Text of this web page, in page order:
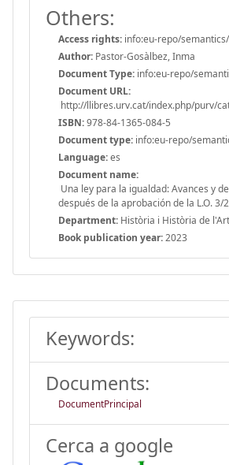
Others:
Access rights: info:eu-repo/
Author: Pastor-Gosàlbez, Inma
Document Type: info:eu-repo/
Document URL:
http://llibres.urv.cat/index.php/purv/
ISBN:978-84-1365-084-5
Document type: info:eu-repo/
Language:es
Document name:
Una ley para la igualdad: Avances y
después de la aprobación de la L.O. 3/
Department: Història i Història de l'Art
Book publication year:2023
Keywords:
Documents:
DocumentPrincipal
Cerca a google